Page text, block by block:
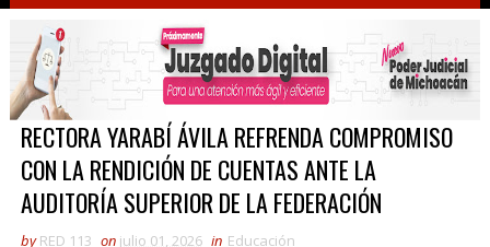
RECTORA YARABÍ ÁVILA REFRENDA COMPROMISO
CON LA RENDICIÓN DE CUENTAS ANTE LA
AUDITORÍA SUPERIOR DE LA FEDERACIÓN
by RED 113 on julio 01, 2026 in Educación